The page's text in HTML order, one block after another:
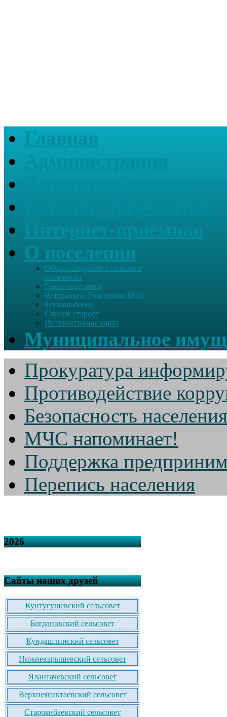
Главная
О поселении
Общие сведения о сельском
поселении
Глава поселения
Ветераны и Участники ВОВ
Фотоальбомы
Список старост
Интерактивная карта
Муниципальное
Прокуратура
Противодействие
Безопасность населения
МЧС напоминает!
Поддержка
Перепись населения
2026
Сайты наших друзей
Кунтугушевский сельсовет
Богдановский сельсовет
Кундашлинский сельсовет
Нижнекарышевский сельсовет
Ялангачевский сельсовет
Верхнеянактаевский сельсовет
Староянбаевский сельсовет